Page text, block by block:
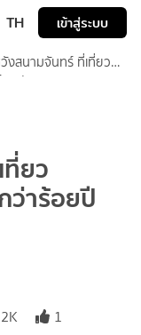
TH เข้าสู่ระบบ
งสนามจันทร์ ที่เที่ยว
กลับ
ยว
ว่าร้อยปี
1